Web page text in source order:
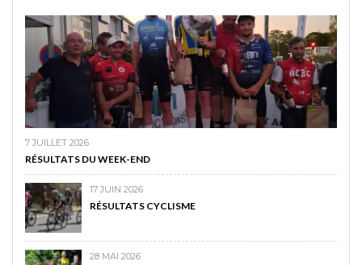
7 JUILLET 2026
RÉSULTATS DU WEEK-END
17 JUIN 2026
RÉSULTATS CYCLISME
28 MAI 2026